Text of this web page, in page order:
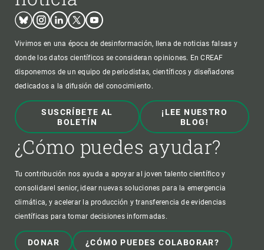
BlueskyInstagram
LinkedinTwitterYoutube
Vivimos en una época de desinformación, llena de noticias falsas y
donde los datos científicos se consideran opiniones. En CREAF
disponemos de un equipo de periodistas, científicos y diseñadores
dedicados a la difusión del conocimiento.
SUSCRÍBETE AL
BOLETÍN
¡LEE NUESTRO
BLOG!
¿Cómo puedes ayudar?
Tu contribución nos ayuda a apoyar al joven talento científico y
consolidarel senior, idear nuevas soluciones para la emergencia
climática, y acelerar la producción y transferencia de evidencias
científicas para tomar decisiones informadas.
DONAR ¿CÓMO PUEDES COLABORAR?